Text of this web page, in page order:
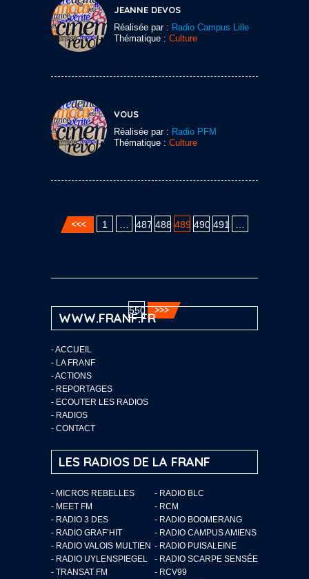
JEANNE DEVOS
Réalisée par : Radio Campus Lille
Thématique : Culture
VOUS
Réalisée par : Radio PFM
Thématique : Culture
1 487 488 489 490 491
550
WWW.FRANF.FR
-ACCUEIL
- LA FRANF
-ACTIONS
- REPORTAGES
- ECOUTER LES RADIOS
- RADIOS
- CONTACT
LES RADIOS DE LA FRANF
- MICROS REBELLES
- RADIO BLC
- MEET FM
- RCM
- RADIO 3 DES
- RADIO BOOMERANG
- RADIO GRAF’HIT
- RADIO CAMPUS AMIENS
- RADIO VALOIS MULTIEN - RADIO PUISALEINE
- RADIO UYLENSPIEGEL
- RADIO SCARPE SENSÉE
- TRANSAT FM
- RCV99